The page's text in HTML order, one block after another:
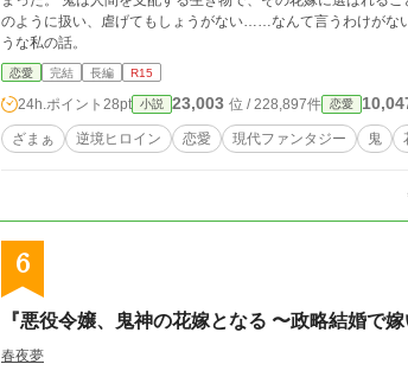
のように扱い、虐げてもしょうがない……なんて言うわけがない。 ──いつか絶対に殺してやるからな。 これは、鬼と花嫁と
うな私の話。
恋愛 完結 長編 R15
24h.ポイント 28pt 小説 23,003 位 / 228,897件 恋愛
ざまぁ 逆境ヒロイン 恋愛 現代ファンタジー 鬼
6
『悪役令嬢、鬼神の花嫁となる 〜政略結婚で
春夜夢